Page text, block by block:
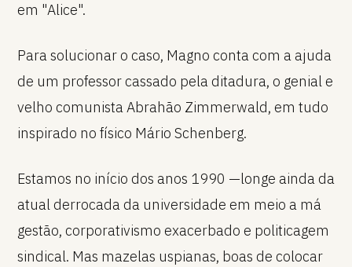
em "Alice".
Para solucionar o caso, Magno conta com a ajuda
de um professor cassado pela ditadura, o genial e
velho comunista Abrahão Zimmerwald, em tudo
inspirado no físico Mário Schenberg.
Estamos no início dos anos 1990 —longe ainda da
atual derrocada da universidade em meio a má
gestão, corporativismo exacerbado e politicagem
sindical. Mas mazelas uspianas, boas de colocar